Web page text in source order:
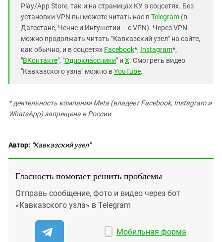
Play/App Store, так и на страницах КУ в соцсетях. Без
установки VPN вы можете читать нас вTelegram (в
Дагестане, Чечне и Ингушетии – с VPN). Через VPN
можно продолжать читать "Кавказский узел" на сайте,
как обычно, и в соцсетях Facebook*, Instagram*,
"ВКонтакте", "Одноклассники" и X. Смотреть видео
"Кавказского узла" можно вYouTube.
* деятельность компании Meta (владеет Facebook, Instagram и
WhatsApp) запрещена в России.
Автор: "Кавказский узел"
Гласность помогает решить проблемы
Отправь сообщение, фото и видео через бот
«Кавказского узла» в Telegram
Мобильная форма